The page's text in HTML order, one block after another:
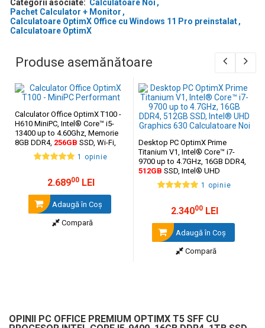
Procesor: Intel Core i5-9400 (2.90 GHz, Turbo până la 4.10 GHz)
Nuclee: 6
Generație: a 9-a
Memorie RAM: 16GB DDR4
Stocare: SSD 1TB
utilizatorii care doresc un sistem complet, compact și modern, cu
Categorii asociate: Calculatoare Noi
Pachet Calculator + Monitor
Calculatoare OptimX Office cu Windows 11 Pro preinstalat
Calculatoare OptimX
Produse asemănătoare
Calculator Office OptimX T100 -
H610 MiniPC, Intel® Core™ i5-
13400 up to 4.60Ghz, Memorie
8GB DDR4, 256GB SSD, Wi-Fi,
Bluetooth, Windows 11 Pro
1 opinie
2.68900LEI
Adaugă în Coş
Compară
Desktop PC OptimX Prime
Titanium V1, Intel® Core™ i7-
9700 up to 4.7GHz, 16GB DDR4,
512GB SSD, Intel® UHD
Graphics 630
1 opinie
2.34000LEI
Adaugă în Coş
Compară
OPINII PC OFFICE PREMIUM OPTIMX T5 SFF CU